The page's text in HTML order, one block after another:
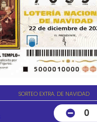
SORTEO EXTRA. DE NAVIDAD
0